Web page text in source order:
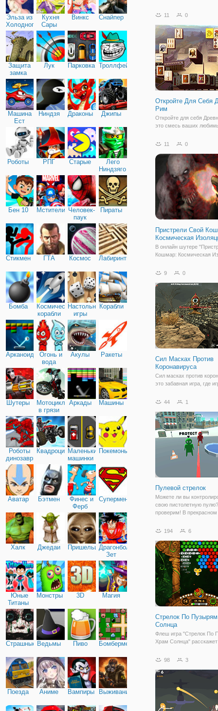
Эльза из
Холодного
сердца
Кухня
Сары
Винкс Снайпер
Защита
замка
Лук Парковка Троллфейс
Машина
Ест
Машину
Ниндзя Драконы Джипы
Роботы РПГ Старые
Лего
Ниндзяго
Бен 10 Мстители Человек-
паук
Пираты
Стикмен ГТА Космос Лабиринты
Бомба
Космические
корабли
Настольные
игры
Корабли
Арканоид
Огонь и
вода
Акулы Ракеты
Шутеры
Мотоциклы
в грязи
Аркады Машины
Роботы
динозавры
КвадроциклыМаленькие
машинки
Покемоны
Аватар Бэтмен
Финес и
Ферб
Супермен
Халк Джедаи ПришельцыДрагонболл
Зет
Юные
Титаны
Монстры 3D Магия
Страшные Ведьмы Пиво Бомбермен
Поезда Аниме Вампиры Выживание
профессиональный
подвергать свою жизнь
убить энергичных
идеальное поле для
11 0
Откройте Для Себя
Рим
Откройте для себя
это смесь ваших
темой. Древний Рим
времени. Там были
общественные бани,
храмы и
11 0
Пристрели Свой
Космическая
В онлайн шутере
Кошмар: Космическая
планете, в неком
космическом корабле,
одной из отсеков. В
находится
9 0
Сил Масках Против
Коронавируса
Сил масках против
это забавная игра, где
игре есть 4 режима
и выживания.
44 1
Пулевой стрелок
Можете ли вы
свою пистолетную
проверим! В прекрасном
будьте осторожны!
контролировать и
препятствий,
194 6
Стрелок По
Солнца
Флеш игра "Стрелок По
Храм Солнца"
археологах, которые
проникли в нее, вход
закрылся разными
изображениями
98 3